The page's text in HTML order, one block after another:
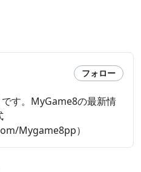
フォロー
す。MyGame8の最新情
Mygame8pp）